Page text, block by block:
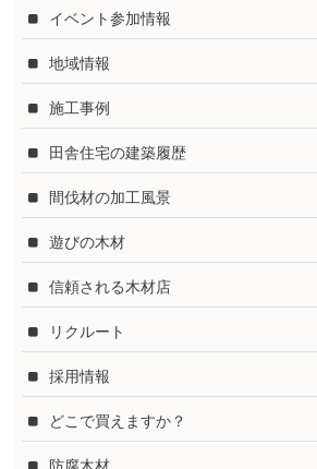
イベント参加情報
地域情報
施工事例
田舎住宅の建築履歴
間伐材の加工風景
遊びの木材
信頼される木材店
リクルート
採用情報
どこで買えますか？